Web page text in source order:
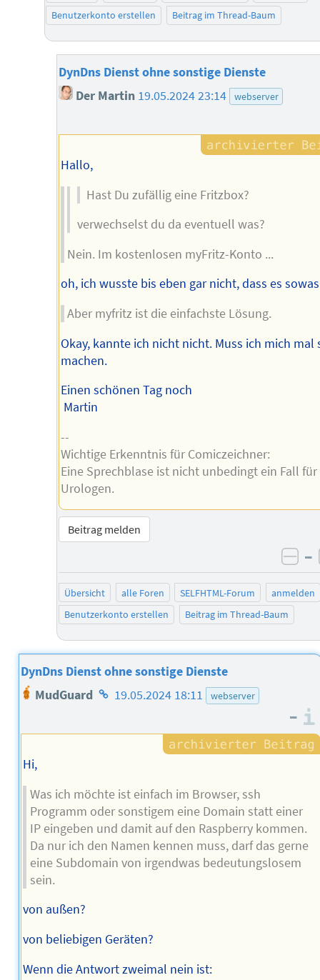
Benutzerkonto erstellen Beitrag im Thread-Baum
DynDns Dienst ohne sonstige Dienste
Der Martin 19.05.2024 23:14 webserver
Hallo,
Hast Du zufällig eine Fritzbox?
verwechselst du da eventuell was?
Nein. Im kostenlosen myFritz-Konto ...
oh, ich wusste bis eben gar nicht, dass es
Aber myfritz ist die einfachste Lösung.
Okay, kannte ich nicht nicht. Muss ich mich mal
machen.
Einen schönen Tag noch
Martin
--
Wichtige Erkenntnis für Comiczeichner:
Eine Sprechblase ist nicht unbedingt ein Fall für
Urologen.
Beitrag melden
–
Übersicht alle Foren SELFHTML-Forum
anmelden
Benutzerkonto erstellen
Beitrag im Thread-Baum
DynDns Dienst ohne sonstige Dienste
MudGuard Homepage
Autors
19.05.2024 18:11 webserver
–
Hi,
Was ich möchte ist einfach im Browser, ssh
Programm oder sonstigem eine Domain statt einer
IP eingeben und damit auf den Raspberry kommen.
Da nur ich den Namen kennen muss, darf das gerne
eine Subdomain von irgendwas bedeutungslosem
sein.
von außen?
von beliebigen Geräten?
Wenn die Antwort zweimal nein ist: